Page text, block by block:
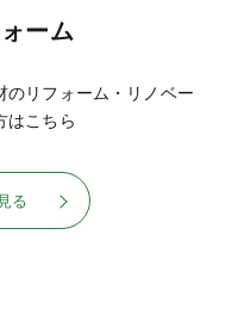
ーム
のリフォーム・リノベー
はこちら
る